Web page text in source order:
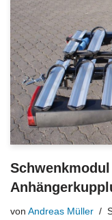
von Andreas Müller